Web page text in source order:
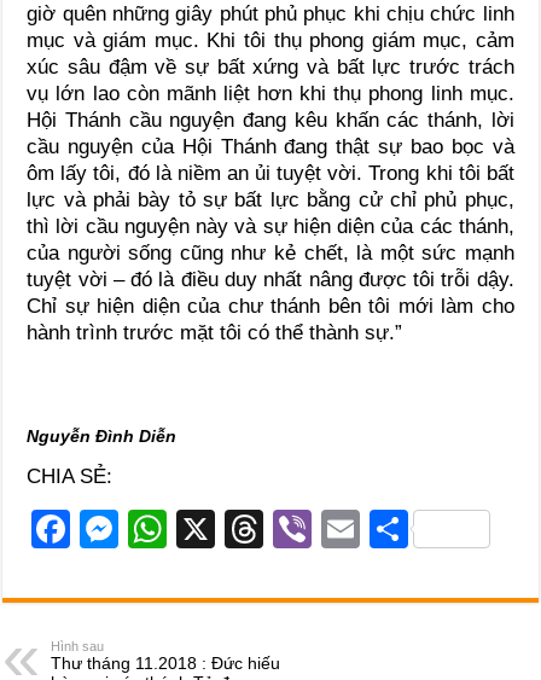
giờ quên những giây phút phủ phục khi chịu chức linh
mục và giám mục. Khi tôi thụ phong giám mục, cảm
xúc sâu đậm về sự bất xứng và bất lực trước trách
vụ lớn lao còn mãnh liệt hơn khi thụ phong linh mục.
Hội Thánh cầu nguyện đang kêu khấn các thánh, lời
cầu nguyện của Hội Thánh đang thật sự bao bọc và
ôm lấy tôi, đó là niềm an ủi tuyệt vời. Trong khi tôi bất
lực và phải bày tỏ sự bất lực bằng cử chỉ phủ phục,
thì lời cầu nguyện này và sự hiện diện của các thánh,
của người sống cũng như kẻ chết, là một sức mạnh
tuyệt vời – đó là điều duy nhất nâng được tôi trỗi dậy.
Chỉ sự hiện diện của chư thánh bên tôi mới làm cho
hành trình trước mặt tôi có thể thành sự.”
Nguyễn Đình Diễn
CHIA SẺ:
F
c
e
M
ss
W
at
X
T
e
a
Vi
er
E
ail
S
ar
Hình sau
Thư tháng 11.2018 : Đức hiếu